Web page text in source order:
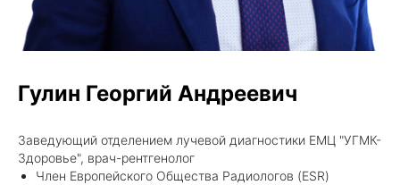
Гулин Георгий Андреевич
Заведующий отделением лучевой диагностики ЕМЦ "УГМК-
Здоровье", врач-рентгенолог
Член Европейского Общества Радиологов (ESR)